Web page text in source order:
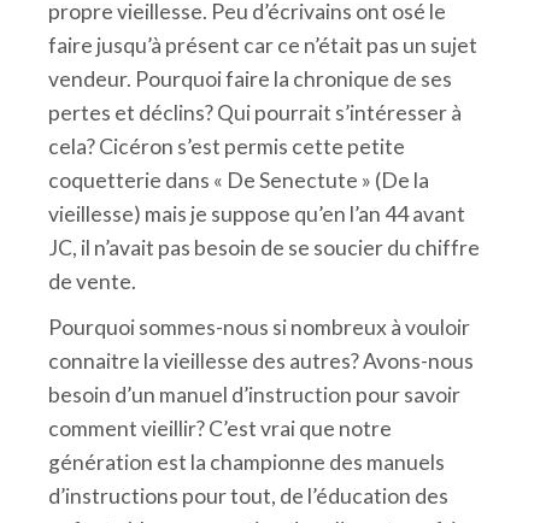
propre vieillesse. Peu d’écrivains ont osé le
faire jusqu’à présent car ce n’était pas un sujet
vendeur. Pourquoi faire la chronique de ses
pertes et déclins? Qui pourrait s’intéresser à
cela? Cicéron s’est permis cette petite
coquetterie dans « De Senectute » (De la
vieillesse) mais je suppose qu’en l’an 44 avant
JC, il n’avait pas besoin de se soucier du chiffre
de vente.
Pourquoi sommes-nous si nombreux à vouloir
connaitre la vieillesse des autres? Avons-nous
besoin d’un manuel d’instruction pour savoir
comment vieillir? C’est vrai que notre
génération est la championne des manuels
d’instructions pour tout, de l’éducation des